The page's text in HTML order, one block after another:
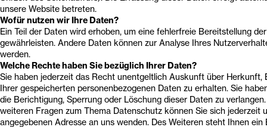
unsere Website betreten.
Wofür nutzen wir Ihre Daten?
Ein Teil der Daten wird erhoben, um eine fehlerfreie Bereitstellung
gewährleisten. Andere Daten können zur Analyse Ihres
werden.
Welche Rechte haben Sie bezüglich Ihrer Daten?
Sie haben jederzeit das Recht unentgeltlich Auskunft über Herkunft,
Ihrer gespeicherten personenbezogenen Daten zu erhalten. Sie
die Berichtigung, Sperrung oder Löschung dieser Daten zu
weiteren Fragen zum Thema Datenschutz können Sie sich jederzeit
angegebenen Adresse an uns wenden. Des Weiteren steht Ihnen